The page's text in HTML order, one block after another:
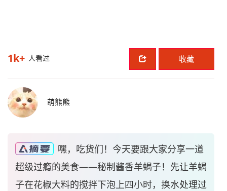
1k+ 人看过 收藏
萌熊熊
嘿，吃货们！今天要跟大家分享一道
超级过瘾的美食——秘制酱香羊蝎子！先让羊蝎
子在花椒大料的搅拌下泡上四小时，换水处理过